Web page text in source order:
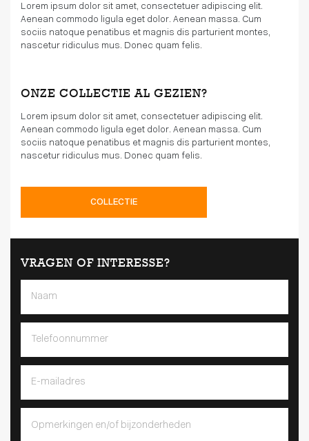
Lorem ipsum dolor sit amet, consectetuer adipiscing elit.
Aenean commodo ligula eget dolor. Aenean massa. Cum
sociis natoque penatibus et magnis dis parturient montes,
nascetur ridiculus mus. Donec quam felis.
ONZE COLLECTIE AL GEZIEN?
Lorem ipsum dolor sit amet, consectetuer adipiscing elit.
Aenean commodo ligula eget dolor. Aenean massa. Cum
sociis natoque penatibus et magnis dis parturient montes,
nascetur ridiculus mus. Donec quam felis.
COLLECTIE
VRAGEN OF INTERESSE?